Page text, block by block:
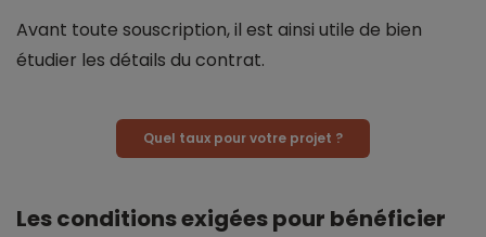
Avant toute souscription, il est ainsi utile de bien
étudier les détails du contrat.
Quel taux pour votre projet ?
Les conditions exigées pour bénéficier